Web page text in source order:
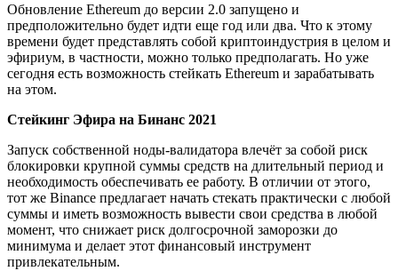
Обновление Ethereum до версии 2.0 запущено и
предположительно будет идти еще год или два. Что к этому
времени будет представлять собой криптоиндустрия в целом и
эфириум, в частности, можно только предполагать. Но уже
сегодня есть возможность стейкать Ethereum и зарабатывать
на этом.
Стейкинг Эфира на Бинанс 2021
Запуск собственной ноды-валидатора влечёт за собой риск
блокировки крупной суммы средств на длительный период и
необходимость обеспечивать ее работу. В отличии от этого,
тот же Binance предлагает начать стекать практически с любой
суммы и иметь возможность вывести свои средства в любой
момент, что снижает риск долгосрочной заморозки до
минимума и делает этот финансовый инструмент
привлекательным.